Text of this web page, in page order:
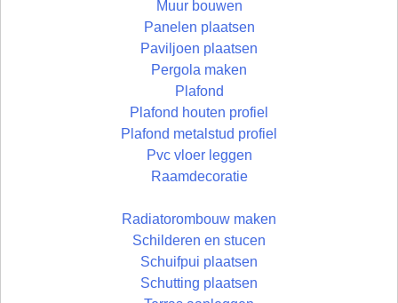
Muur bouwen
Panelen plaatsen
Paviljoen plaatsen
Pergola maken
Plafond
Plafond houten profiel
Plafond metalstud profiel
Pvc vloer leggen
Raamdecoratie
Radiatorombouw maken
Schilderen en stucen
Schuifpui plaatsen
Schutting plaatsen